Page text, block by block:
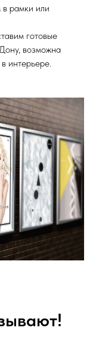
рамки или
готовые
возможна
интерьере.